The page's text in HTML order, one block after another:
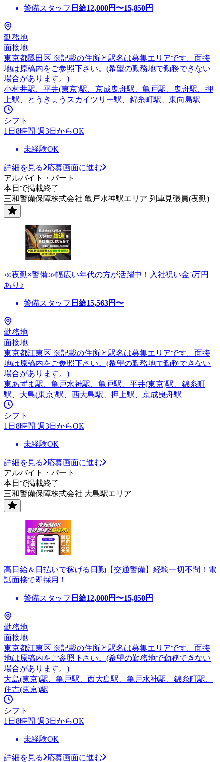
警備スタッフ 日給12,000円〜15,850円
勤務地
面接地
東京都墨田区 ※記載の住所と駅名は募集エリアです。面接
地は原稿内をご参照下さい。(希望の勤務地で勤務できない
場合があります。)
小村井駅、平井(東京)駅、京成曳舟駅、亀戸駅、曳舟駅、押
上駅、とうきょうスカイツリー駅、錦糸町駅、東向島駅
シフト
1日8時間 週3日からOK
未経験OK
詳細を見る
応募画面に進む
アルバイト・パート
本日で掲載終了
三和警備保障株式会社 亀戸水神駅エリア 列車見張員(夜勤)
≪夜勤×警備≫幅広い年代の方が活躍中！入社祝い金5万円
あり♪
警備スタッフ 日給15,563円〜
勤務地
面接地
東京都江東区 ※記載の住所と駅名は募集エリアです。面接
地は原稿内をご参照下さい。(希望の勤務地で勤務できない
場合があります。)
東あずま駅、亀戸水神駅、亀戸駅、平井(東京)駅、錦糸町
駅、大島(東京)駅、西大島駅、押上駅、京成曳舟駅
シフト
1日8時間 週3日からOK
未経験OK
詳細を見る
応募画面に進む
アルバイト・パート
本日で掲載終了
三和警備保障株式会社 大島駅エリア
高日給＆日払いで稼げる日勤【交通警備】経験一切不問！電
話面接で即採用！
警備スタッフ 日給12,000円〜15,850円
勤務地
面接地
東京都江東区 ※記載の住所と駅名は募集エリアです。面接
地は原稿内をご参照下さい。(希望の勤務地で勤務できない
場合があります。)
大島(東京)駅、亀戸駅、西大島駅、亀戸水神駅、錦糸町駅、
住吉(東京)駅
シフト
1日8時間 週3日からOK
未経験OK
詳細を見る
応募画面に進む